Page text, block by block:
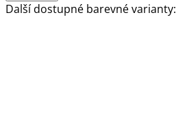
Další dostupné barevné varianty: